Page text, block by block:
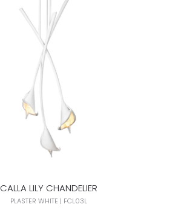
CALLA LILY CHANDELIER
PLASTER WHITE | FCL03L